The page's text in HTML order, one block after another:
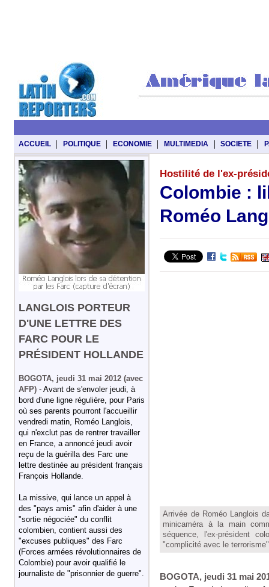
ACCUEIL | POLITIQUE | ECONOMIE | MULTIMEDIA | SOCIETE |
Hostilité de l'ex-
Colombie :
Roméo
Arrivée de Roméo Langlois
minicaméra à la main
séquence, l'ex-président
"complicité avec le
BOGOTA, jeudi 31 mai
LANGLOIS PORTEUR
D'UNE LETTRE DES
FARC POUR LE
PRÉSIDENT HOLLANDE
BOGOTA, jeudi 31 mai 2012 (avec
AFP) - Avant de s'envoler jeudi, à
bord d'une ligne régulière, pour Paris
où ses parents pourront l'accueillir
vendredi matin, Roméo Langlois,
qui n'exclut pas de rentrer travailler
en France, a annoncé jeudi avoir
reçu de la guérilla des Farc une
lettre destinée au président français
François Hollande.
La missive, qui lance un appel à
des "pays amis" afin d'aider à une
"sortie négociée" du conflit
colombien, contient aussi des
"excuses publiques" des Farc
(Forces armées révolutionnaires de
Colombie) pour avoir qualifié le
journaliste de "prisonnier de guerre".